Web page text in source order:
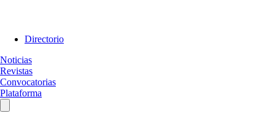
Directorio
Noticias
Revistas
Convocatorias
Plataforma